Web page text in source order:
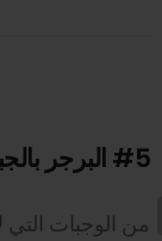
#5 البرجر
من الوجبات التي